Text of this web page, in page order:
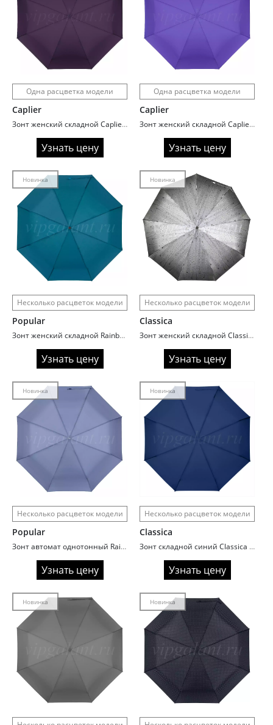
Одна расцветка модели
Caplier
Зонт женский складной Caplier 6209-11 Фиолетовый
Узнать цену
Одна расцветка модели
Caplier
Зонт женский складной Caplier 6209-1 Сиреневый
Узнать цену
Новинка
Несколько расцветок модели
Popular
Зонт женский складной Rainbrella 891 Однотоннный
Узнать цену
Новинка
Несколько расцветок модели
Classica
Зонт женский складной Classica 904 Капли дождя
Узнать цену
Новинка
Несколько расцветок модели
Popular
Зонт автомат однотонный Rainbrella 139N для женщин
Узнать цену
Новинка
Несколько расцветок модели
Classica
Зонт складной синий Classica 959D
Узнать цену
Новинка Новинка